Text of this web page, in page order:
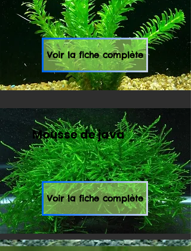
Voir la fiche complète
Mousse de java
Voir la fiche complète